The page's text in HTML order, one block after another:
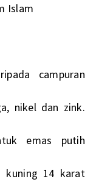
Islam
campuran
nikel dan zink.
emas putih
kuning 14 karat